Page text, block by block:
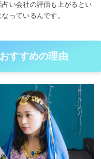
い会社の評価も上がるとい
っているんです。
すすめの理由